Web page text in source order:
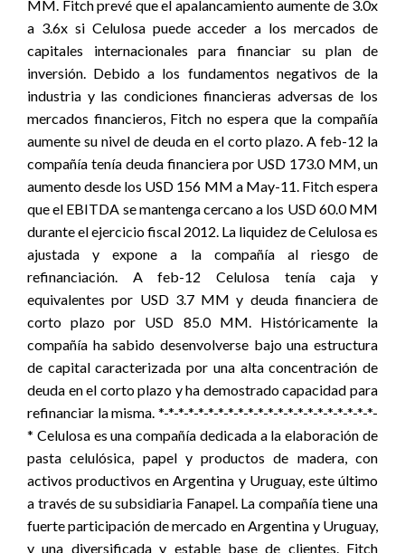
MM. Fitch prevé que el apalancamiento aumente de 3.0x
a 3.6x si Celulosa puede acceder a los mercados de
capitales internacionales para financiar su plan de
inversión. Debido a los fundamentos negativos de la
industria y las condiciones financieras adversas de los
mercados financieros, Fitch no espera que la compañía
aumente su nivel de deuda en el corto plazo. A feb-12 la
compañía tenía deuda financiera por USD 173.0 MM, un
aumento desde los USD 156 MM a May-11. Fitch espera
que el EBITDA se mantenga cercano a los USD 60.0 MM
durante el ejercicio fiscal 2012. La liquidez de Celulosa es
ajustada y expone a la compañía al riesgo de
refinanciación. A feb-12 Celulosa tenía caja y
equivalentes por USD 3.7 MM y deuda financiera de
corto plazo por USD 85.0 MM. Históricamente la
compañía ha sabido desenvolverse bajo una estructura
de capital caracterizada por una alta concentración de
deuda en el corto plazo y ha demostrado capacidad para
refinanciar la misma. *-*-*-*-*-*-*-*-*-*-*-*-*-*-*-*-*-*-*-*-*-*-
* Celulosa es una compañía dedicada a la elaboración de
pasta celulósica, papel y productos de madera, con
activos productivos en Argentina y Uruguay, este último
a través de su subsidiaria Fanapel. La compañía tiene una
fuerte participación de mercado en Argentina y Uruguay,
y una diversificada y estable base de clientes. Fitch